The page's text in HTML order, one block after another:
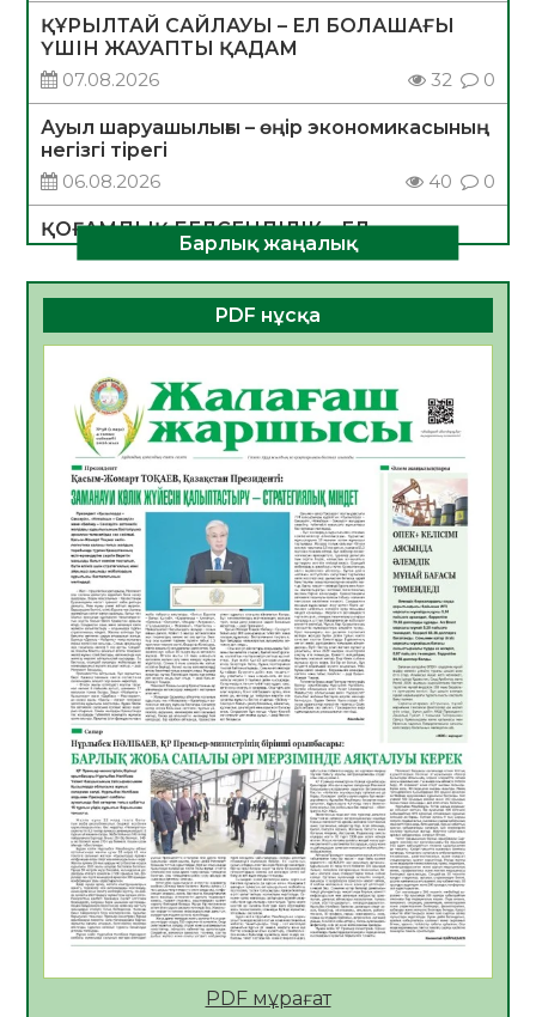
ҚҰРЫЛТАЙ САЙЛАУЫ – ЕЛ БОЛАШАҒЫ
ҮШІН ЖАУАПТЫ ҚАДАМ
07.08.2026
32 0
Ауыл шаруашылығы – өңір экономикасының
негізгі тірегі
06.08.2026
40 0
ҚОҒАМДЫҚ БЕЛСЕНДІЛІК – ЕЛ
ДАМУЫНЫҢ НЕГІЗІ
06.08.2026
37 0
ҚҰРЫЛТАЙ САЙЛАУЫ – БОЛАШАҚҚА
БАСТАР ЖАУАПТЫ ТАҢДАУ
06.08.2026
Инфекциялық ауруларға қарсы иммундау
жұмыстарының тиімділігі
06.08.2026
41
Көкжөтел ауруы туралы
06.08.2026
37
АПВ вакцинасы туралы мәлімет
06.08.2026
37
Open Air: Қызылорда облысы полиция
департаменті 20 мыңнан астам
көрерменнің қауіпсіздігін қамтамасыз етті
06.08.2026
49
ҚЫЗЫЛОРДАДА «САНАЛЫ ҰРПАҚ –
ЖАРҚЫН БОЛАШАҚ» АТТЫ КЕҢЕЙТІЛГЕН
МӘЖІЛІС ӨТТІ
05.08.2026
50
Қазақстан Орталық Азиядағы көшуге ең
Барлық жаңалық
PDF нұсқа
PDF мұрағат